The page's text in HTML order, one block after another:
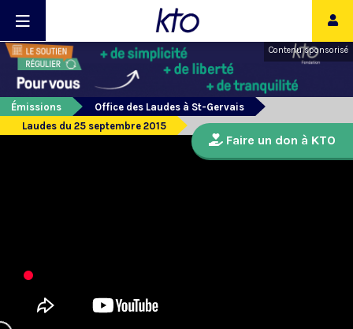
Contenu sponsorisé
Émissions
Office des Laudes à St-Gervais
Laudes du 25 septembre 2015
Faire un don à KTO